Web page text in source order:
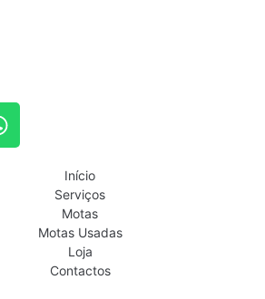
Início
Serviços
Motas
Motas Usadas
Loja
Contactos